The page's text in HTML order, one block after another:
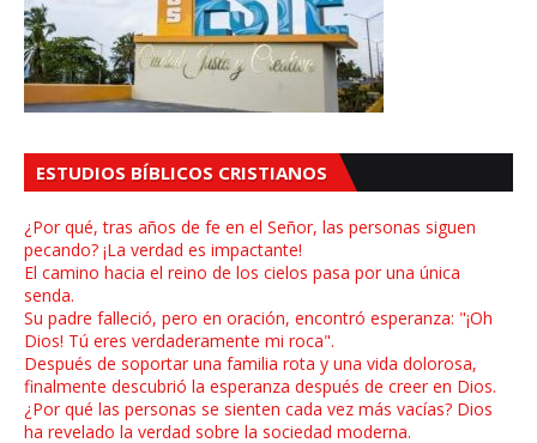
ESTUDIOS BÍBLICOS CRISTIANOS
¿Por qué, tras años de fe en el Señor, las personas siguen
pecando? ¡La verdad es impactante!
El camino hacia el reino de los cielos pasa por una única
senda.
Su padre falleció, pero en oración, encontró esperanza: "¡Oh
Dios! Tú eres verdaderamente mi roca".
Después de soportar una familia rota y una vida dolorosa,
finalmente descubrió la esperanza después de creer en Dios.
¿Por qué las personas se sienten cada vez más vacías? Dios
ha revelado la verdad sobre la sociedad moderna.